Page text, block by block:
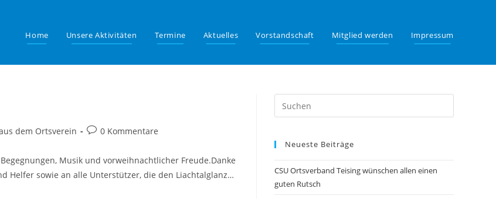
Home Unsere Aktivitäten Termine Aktuelles Vorstandschaft Mitglied werden Impressum
dem Ortsverein
Beitrags-
0 Kommentare
Musik und vorweihnachtlicher Freude.Danke
Helfer sowie an alle Unterstützer, die den Liachtalglanz…
Neueste Beiträge
CSU Ortsverband Teising wünschen allen einen
guten Rutsch